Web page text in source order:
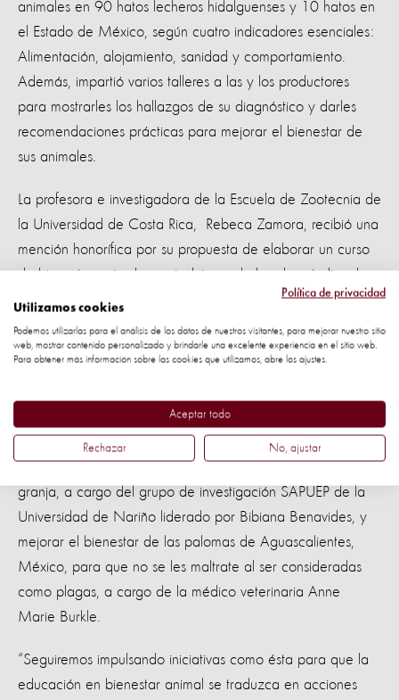
animales en 90 hatos lecheros hidalguenses y 10 hatos en
el Estado de México, según cuatro indicadores esenciales:
Alimentación, alojamiento, sanidad y comportamiento.
Además, impartió varios talleres a las y los productores
para mostrarles los hallazgos de su diagnóstico y darles
recomendaciones prácticas para mejorar el bienestar de
sus animales.
La profesora e investigadora de la Escuela de Zootecnia de
la Universidad de Costa Rica, Rebeca Zamora, recibió una
mención honorífica por su propuesta de elaborar un curso
de bienestar animal para incluir en el plan de estudios de
la carrera; sustituir el uso de animales conservados en
educación por modelos alternativos no animales y
capacitar productores avícolas en el comportamiento de las
Los otros dos proyectos consistieron en capacitar niñas y
niños de colegios agropecuarios del Departamento de
Nariño en Colombia sobre el bienestar de los animales de
granja, a cargo del grupo de investigación SAPUEP de la
Universidad de Nariño liderado por Bibiana Benavides, y
mejorar el bienestar de las palomas de Aguascalientes,
México, para que no se les maltrate al ser consideradas
como plagas, a cargo de la médico veterinaria Anne
Marie Burkle.
“Seguiremos impulsando iniciativas como ésta para que la
educación en bienestar animal se traduzca en acciones
Política de privacidad
Utilizamos cookies
Podemos utilizarlas para el análisis de los datos de nuestros visitantes, para mejorar nuestro sitio
web, mostrar contenido personalizado y brindarle una excelente experiencia en el sitio web.
Para obtener más información sobre las cookies que utilizamos, abre los ajustes.
Aceptar todo
Rechazar No, ajustar